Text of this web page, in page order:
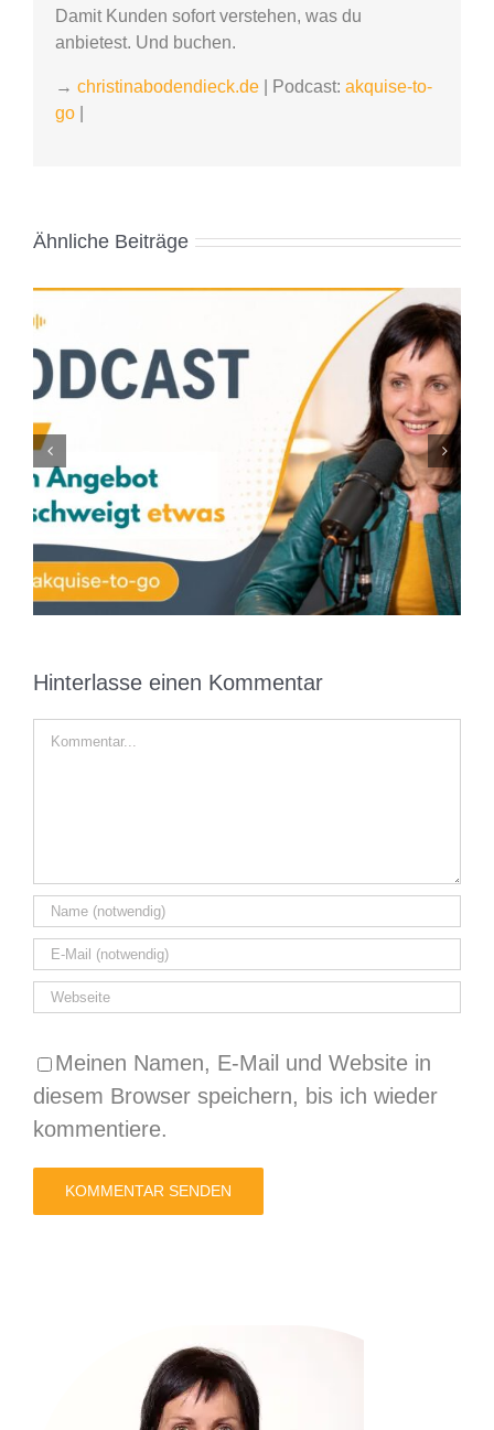
Damit Kunden sofort verstehen, was du
anbietest. Und buchen.
→ christinabodendieck.de | Podcast: akquise-to-
go
Ähnliche Beiträge
KI kann dir Kunden bringen. Aber sie kann sie
nicht überzeugen
Hinterlasse einen Kommentar
Kommentar
Meinen Namen, E-Mail und Website in
diesem Browser speichern, bis ich wieder
kommentiere.